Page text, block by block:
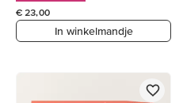
€ 23,00
In winkelmandje